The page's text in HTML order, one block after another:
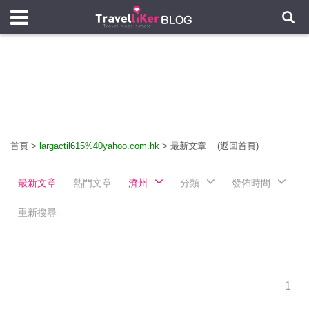
首頁 > largactil615%40yahoo.com.hk > 最新文章 (返回首頁)
最新文章 熱門文章 濟州 分類 發佈時間
重新搜尋
1